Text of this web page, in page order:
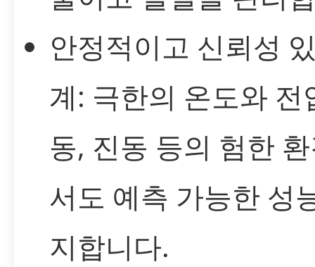
안정적이고 신뢰성
계: 극한의 온도와 전
동, 진동 등의 험한
서도 예측 가능한 성
지합니다.